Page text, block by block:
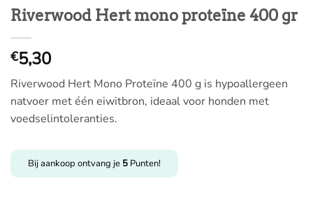
Riverwood Hert mono proteïne 400 gr
€5,30
Riverwood Hert Mono Proteïne 400 g is hypoallergeen
natvoer met één eiwitbron, ideaal voor honden met
voedselintoleranties.
Bij aankoop ontvang je 5 Punten!